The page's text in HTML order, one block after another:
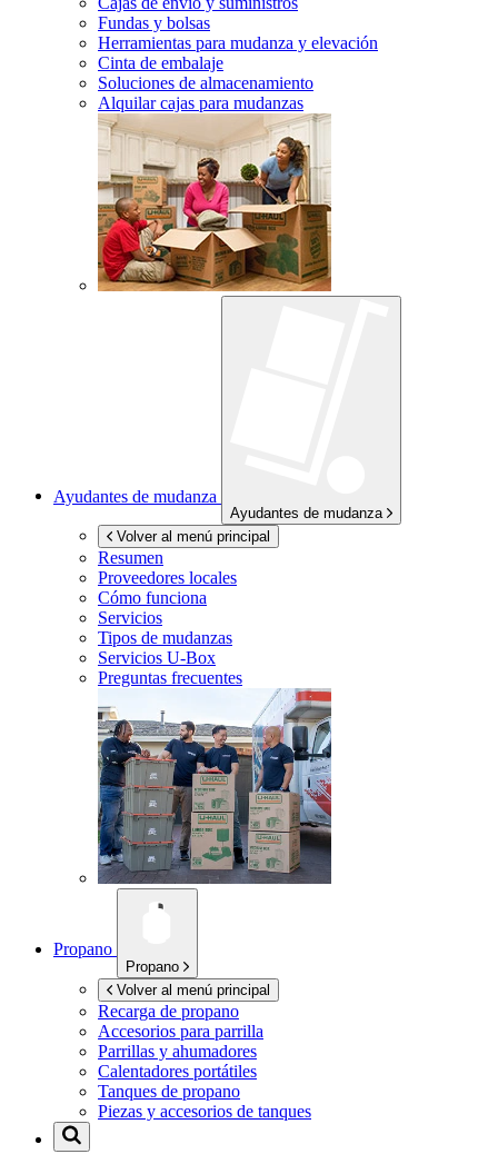
Fundas y bolsas
Herramientas para mudanza y elevación
Cinta de embalaje
Soluciones de almacenamiento
Alquilar cajas para mudanzas
Ayudantes de mudanza
Ayudantes de mudanza
Volver al menú principal
Resumen
Proveedores locales
Cómo funciona
Servicios
Tipos de mudanzas
Servicios U-Box
Preguntas frecuentes
Propano
Propano
Volver al menú principal
Recarga de propano
Accesorios para parrilla
Parrillas y ahumadores
Calentadores portátiles
Tanques de propano
Piezas y accesorios de tanques